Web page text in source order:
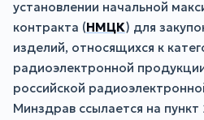
установлении начальной
контракта (НМЦК) для
изделий, относящихся к
радиоэлектронной
российской
Минздрав ссылается на